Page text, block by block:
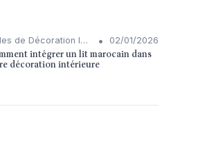
Styles de Décoration Intérieure • 02/01/2026
intégrer un lit marocain dans
décoration intérieure